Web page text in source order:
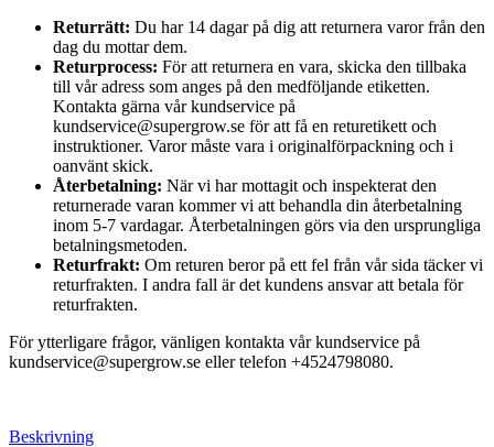
Returrätt: Du har 14 dagar på dig att returnera varor från den
dag du mottar dem.
Returprocess: För att returnera en vara, skicka den tillbaka
till vår adress som anges på den medföljande etiketten.
Kontakta gärna vår kundservice på
kundservice@supergrow.se för att få en returetikett och
instruktioner. Varor måste vara i originalförpackning och i
oanvänt skick.
Återbetalning: När vi har mottagit och inspekterat den
returnerade varan kommer vi att behandla din återbetalning
inom 5-7 vardagar. Återbetalningen görs via den ursprungliga
betalningsmetoden.
Returfrakt: Om returen beror på ett fel från vår sida täcker vi
returfrakten. I andra fall är det kundens ansvar att betala för
returfrakten.
För ytterligare frågor, vänligen kontakta vår kundservice på
kundservice@supergrow.se eller telefon +4524798080.
Beskrivning